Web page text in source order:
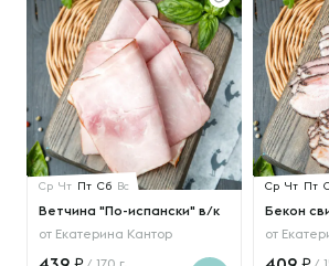
Ср Чт Пт Сб Вс
Ветчина "По-испански" в/к
от Екатерина Кантор
Ср Чт Пт
Бекон
от